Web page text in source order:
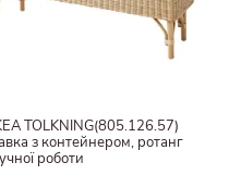
TOLKNING(805.126.57)
з контейнером, ротанг
роботи